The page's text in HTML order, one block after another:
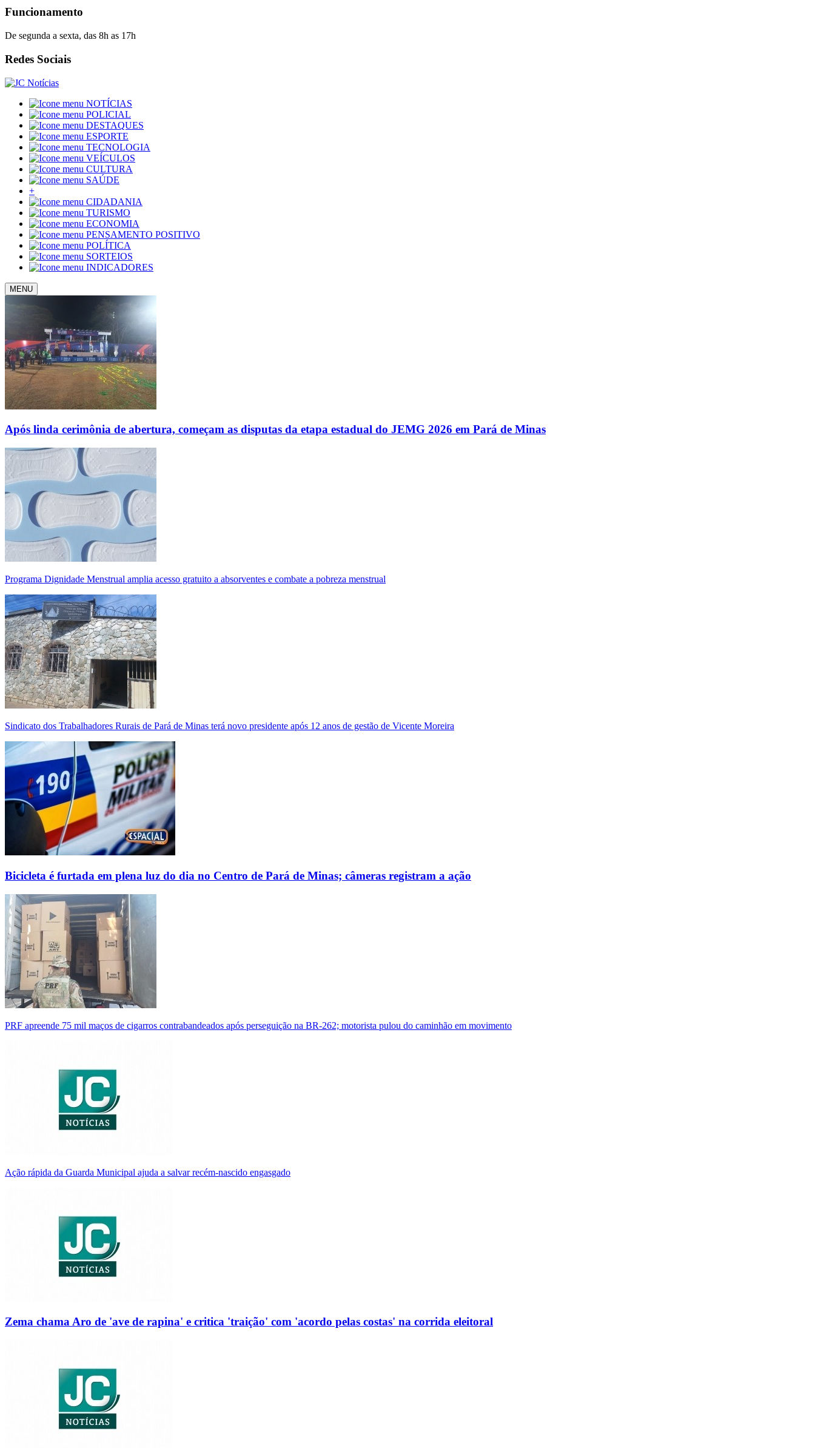
Funcionamento
De segunda a sexta, das 8h as 17h
Redes Sociais
NOTÍCIAS
POLICIAL
DESTAQUES
ESPORTE
TECNOLOGIA
VEÍCULOS
CULTURA
SAÚDE
+
CIDADANIA
TURISMO
ECONOMIA
PENSAMENTO POSITIVO
POLÍTICA
SORTEIOS
INDICADORES
MENU
Após linda cerimônia de abertura, começam as disputas da etapa estadual do JEMG 2026 em Pará de Minas
Programa Dignidade Menstrual amplia acesso gratuito a absorventes e combate a pobreza menstrual
Sindicato dos Trabalhadores Rurais de Pará de Minas terá novo presidente após 12 anos de gestão de Vicente Moreira
Bicicleta é furtada em plena luz do dia no Centro de Pará de Minas; câmeras registram a ação
PRF apreende 75 mil maços de cigarros contrabandeados após perseguição na BR-262; motorista pulou do caminhão em movimento
Ação rápida da Guarda Municipal ajuda a salvar recém-nascido engasgado
Zema chama Aro de 'ave de rapina' e critica 'traição' com 'acordo pelas costas' na corrida eleitoral